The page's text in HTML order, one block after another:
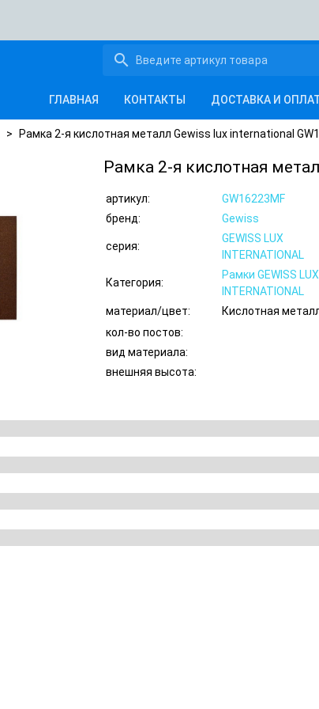
search
ГЛАВНАЯ КОНТАКТЫ ДОСТАВКА И
> Рамка 2-я кислотная металл Gewiss lux international
Рамка 2-я кислотная
артикул:
GW16223MF
бренд:
Gewiss
серия:
GEWISS LUX
INTERNATIONAL
Категория:
Рамки GEWISS LUX
INTERNATIONAL
материал/цвет:
Кислотная
кол-во постов:
вид материала:
внешняя высота: